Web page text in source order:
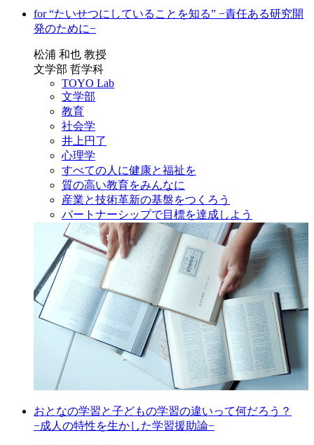
for “たいせつにしていることを知る” −責任ある研究開
発のために−
松浦 和也 教授
文学部 哲学科
TOYO Lab
文学部
教育
社会学
井上円了
心理学
すべての人に健康と福祉を
質の高い教育をみんなに
産業と技術革新の基盤をつくろう
パートナーシップで目標を達成しよう
おとなの学習と子どもの学習の違いって何だろう？
−成人の特性を生かした学習援助論−